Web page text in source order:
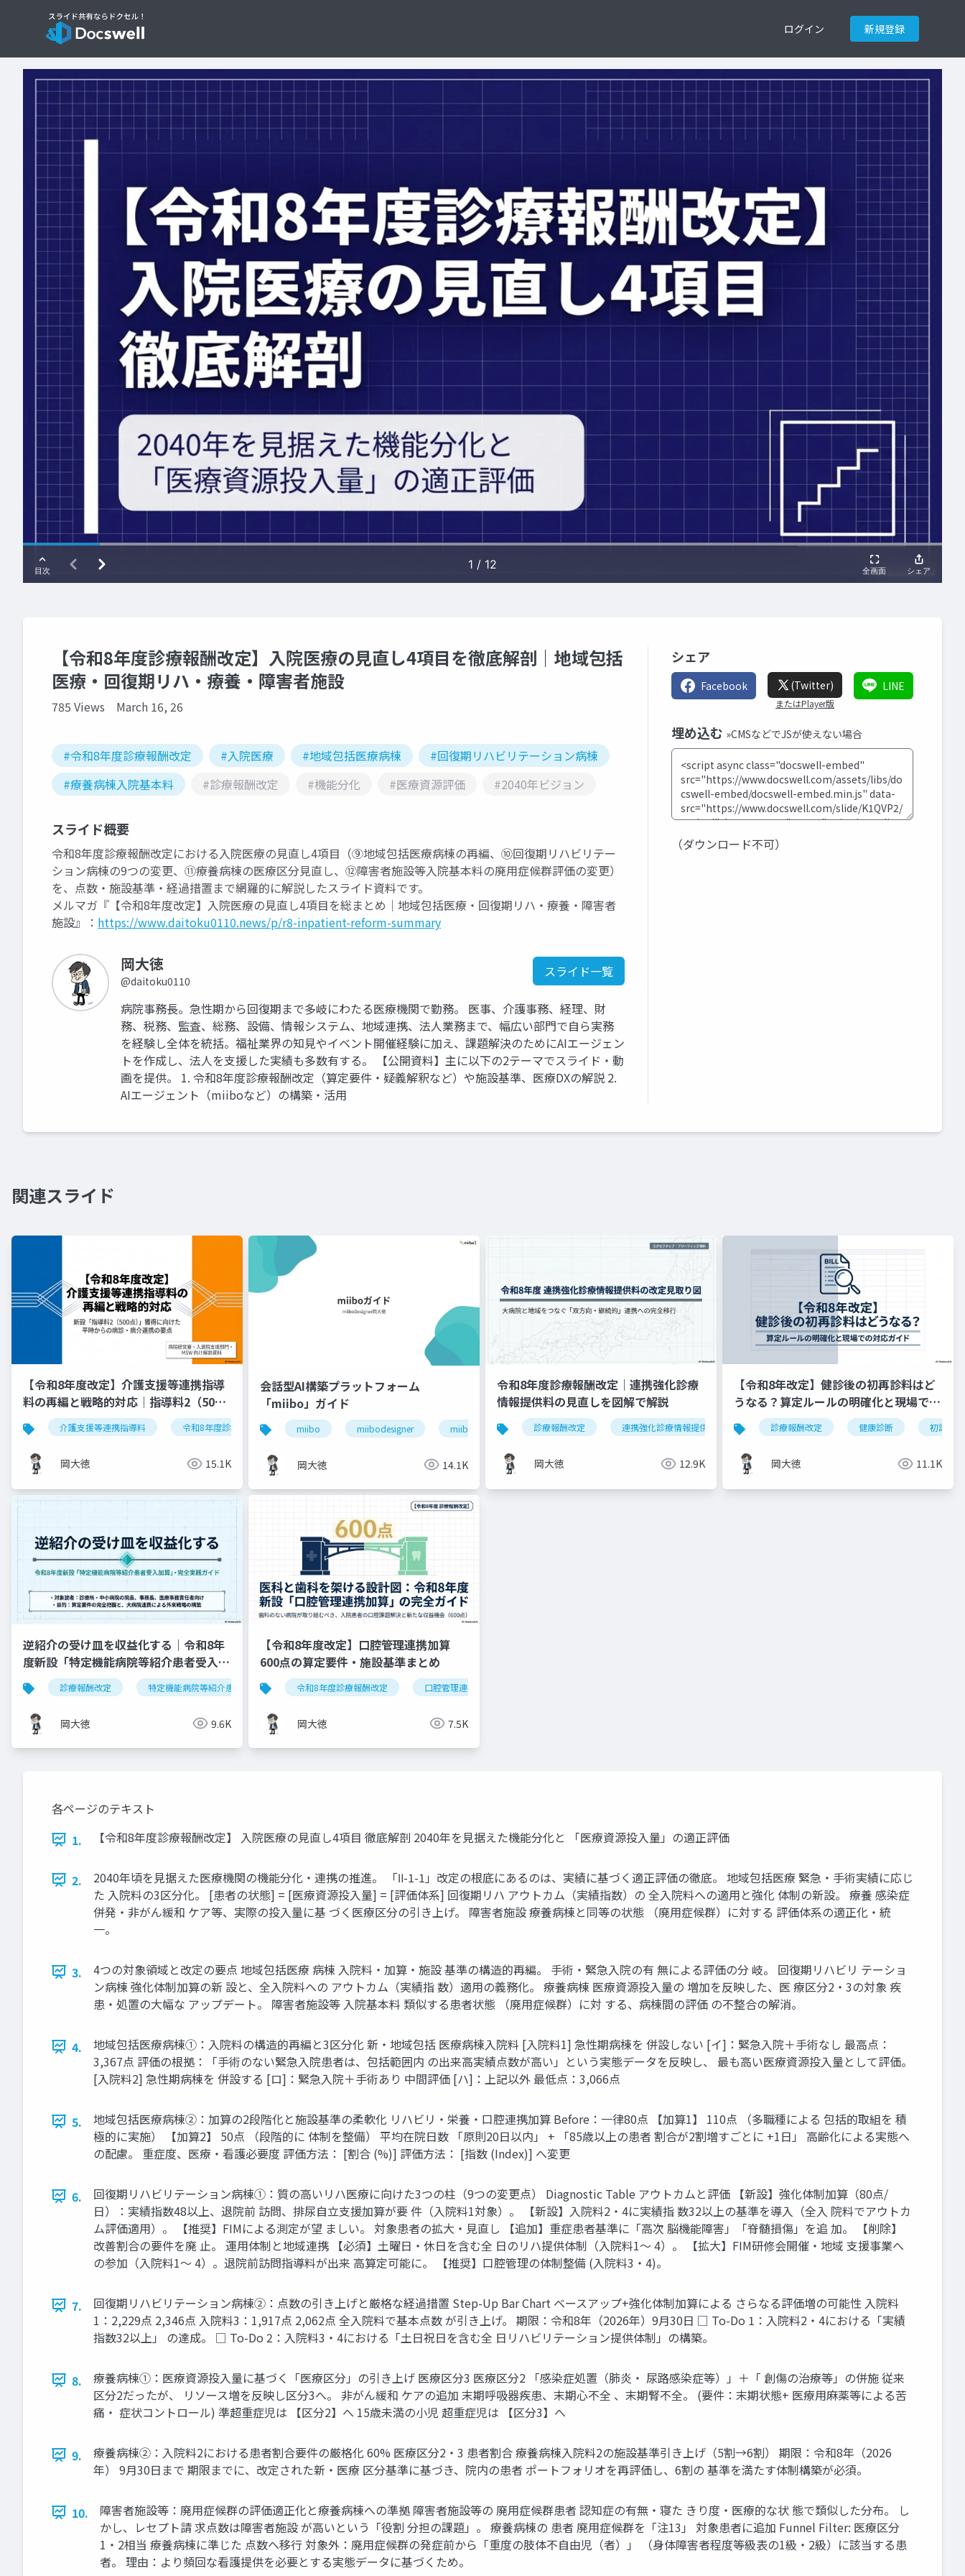
ログイン 新規登録
【令和8年度診療報酬改定】入院医療の見直し4項目を徹底解剖｜地域包括
医療・回復期リハ・療養・障害者施設
785 Views March 16, 26
#令和8年度診療報酬改定 #入院医療 #地域包括医療病棟
#回復期リハビリテーション病棟
#療養病棟入院基本料
#診療報酬改定 #機能分化 #医療資源評価 #2040年ビジョン
スライド概要
令和8年度診療報酬改定における入院医療の見直し4項目（⑨地域包括医療病棟の再編、⑩回復期リハビリテー
ション病棟の9つの変更、⑪療養病棟の医療区分見直し、⑫障害者施設等入院基本料の廃用症候群評価の変更）
を、点数・施設基準・経過措置まで網羅的に解説したスライド資料です。
メルマガ『【令和8年度改定】入院医療の見直し4項目を総まとめ｜地域包括医療・回復期リハ・療養・障害者
施設』： https://www.daitoku0110.news/p/r8-inpatient-reform-summary
岡大徳
@daitoku0110
スライド一覧
病院事務長。急性期から回復期まで多岐にわたる医療機関で勤務。 医事、介護事務、経理、財
務、税務、監査、総務、設備、情報システム、地域連携、法人業務まで、幅広い部門で自ら実務
を経験し全体を統括。福祉業界の知見やイベント開催経験に加え、課題解決のためにAIエージェン
トを作成し、法人を支援した実績も多数有する。 【公開資料】主に以下の2テーマでスライド・動
画を提供。 1. 令和8年度診療報酬改定（算定要件・疑義解釈など）や施設基準、医療DXの解説 2.
AIエージェント（miiboなど）の構築・活用
シェア
Facebook (Twitter)
またはPlayer版
LINE
埋め込む »CMSなどでJSが使えない場合
（ダウンロード不可）
関連スライド
【令和8年度改定】介護支援等連携指導
料の再編と戦略的対応｜指導料2（500
点）の要件整理
介護支援等連携指導料 令和8年度診療報酬改定 入退院支援 ケアマネジャー連携 医療介護連携
岡大徳 15.1K
会話型AI構築プラットフォーム
「miibo」ガイド
miibo miibodesigner miiboガイド miiboマニュアル
岡大徳 14.1K
令和8年度診療報酬改定｜連携強化診療
情報提供料の見直しを図解で解説
診療報酬改定 連携強化診療情報提供料 令和8年度 外来機能分化 かかりつけ
岡大徳 12.9K
【令和8年改定】健診後の初再診料はど
うなる？算定ルールの明確化と現場での
対応ガイド診療報酬改定 健康診断 初診料
岡大徳 11.1K
逆紹介の受け皿を収益化する｜令和8年
度新設「特定機能病院等紹介患者受入加
算」完全実践ガイド
診療報酬改定 特定機能病院等紹介患者受入加算 逆紹介 外来機能分化 クリニック経営
岡大徳 9.6K
【令和8年度改定】口腔管理連携加算
600点の算定要件・施設基準まとめ
令和8年度診療報酬改定 口腔管理連携加算
岡大徳 7.5K
各ページのテキスト
1.
【令和8年度診療報酬改定】 入院医療の見直し4項目 徹底解剖 2040年を見据えた機能分化と 「医療資源投入量」の適正評価
2.
2040年頃を見据えた医療機関の機能分化・連携の推進。 「Ⅱ-1-1」改定の根底にあるのは、実績に基づく適正評価の徹底。 地域包括医療 緊急・手術実績に応じ
た 入院料の3区分化。 [患者の状態] = [医療資源投入量] = [評価体系] 回復期リハ アウトカム（実績指数）の 全入院料への適用と強化 体制の新設。 療養 感染症
併発・非がん緩和 ケア等、実際の投入量に基 づく医療区分の引き上げ。 障害者施設 療養病棟と同等の状態 （廃用症候群）に対する 評価体系の適正化・統
一。
3.
4つの対象領域と改定の要点 地域包括医療 病棟 入院料・加算・施設 基準の構造的再編。 手術・緊急入院の有 無による評価の分 岐。 回復期リハビリ テーショ
ン病棟 強化体制加算の新 設と、全入院料への アウトカム（実績指 数）適用の義務化。 療養病棟 医療資源投入量の 増加を反映した、医 療区分2・3の対象 疾
患・処置の大幅な アップデート。 障害者施設等 入院基本料 類似する患者状態 （廃用症候群）に対 する、病棟間の評価 の不整合の解消。
4.
地域包括医療病棟①：入院料の構造的再編と3区分化 新・地域包括 医療病棟入院料 [入院料1] 急性期病棟を 併設しない [イ]：緊急入院＋手術なし 最高点：
3,367点 評価の根拠：「手術のない緊急入院患者は、包括範囲内 の出来高実績点数が高い」という実態データを反映し、 最も高い医療資源投入量として評価。
[入院料2] 急性期病棟を 併設する [ロ]：緊急入院＋手術あり 中間評価 [ハ]：上記以外 最低点：3,066点
5.
地域包括医療病棟②：加算の2段階化と施設基準の柔軟化 リハビリ・栄養・口腔連携加算 Before：一律80点 【加算1】 110点 （多職種による 包括的取組を 積
極的に実施） 【加算2】 50点 （段階的に 体制を整備） 平均在院日数 「原則20日以内」 + 「85歳以上の患者 割合が2割増すごとに +1日」 高齢化による実態へ
の配慮。 重症度、医療・看護必要度 評価方法： [割合 (%)] 評価方法： [指数 (Index)] へ変更
6.
回復期リハビリテーション病棟①：質の高いリハ医療に向けた3つの柱（9つの変更点） Diagnostic Table アウトカムと評価 【新設】強化体制加算（80点/
日）：実績指数48以上、退院前 訪問、排尿自立支援加算が要 件（入院料1対象）。 【新設】入院料2・4に実績指 数32以上の基準を導入（全入 院料でアウトカ
ム評価適用）。 【推奨】FIMによる測定が望 ましい。 対象患者の拡大・見直し 【追加】重症患者基準に「高次 脳機能障害」「脊髄損傷」を追 加。 【削除】
改善割合の要件を廃 止。 運用体制と地域連携 【必須】土曜日・休日を含む全 日のリハ提供体制（入院料1～ 4）。 【拡大】FIM研修会開催・地域 支援事業へ
の参加（入院料1～ 4）。退院前訪問指導料が出来 高算定可能に。 【推奨】口腔管理の体制整備 (入院料3・4)。
7.
回復期リハビリテーション病棟②：点数の引き上げと厳格な経過措置 Step-Up Bar Chart ベースアップ+強化体制加算による さらなる評価増の可能性 入院料
1：2,229点 2,346点 入院料3：1,917点 2,062点 全入院料で基本点数 が引き上げ。 期限：令和8年（2026年）9月30日 □ To-Do 1：入院料2・4における「実績
指数32以上」 の達成。 □ To-Do 2：入院料3・4における「土日祝日を含む全 日リハビリテーション提供体制」の構築。
8.
療養病棟①：医療資源投入量に基づく「医療区分」の引き上げ 医療区分3 医療区分2 「感染症処置（肺炎・ 尿路感染症等）」＋「 創傷の治療等」の併施 従来
区分2だったが、 リソース増を反映し区分3へ。 非がん緩和 ケアの追加 末期呼吸器疾患、末期心不全 、末期腎不全。 (要件：末期状態+ 医療用麻薬等による苦
痛・ 症状コントロール) 準超重症児は 【区分2】へ 15歳未満の小児 超重症児は 【区分3】へ
9.
療養病棟②：入院料2における患者割合要件の厳格化 60% 医療区分2・3 患者割合 療養病棟入院料2の施設基準引き上げ（5割→6割） 期限：令和8年（2026
年） 9月30日まで 期限までに、改定された新・医療 区分基準に基づき、院内の患者 ポートフォリオを再評価し、6割の 基準を満たす体制構築が必須。
10.
障害者施設等：廃用症候群の評価適正化と療養病棟への準拠 障害者施設等の 廃用症候群患者 認知症の有無・寝た きり度・医療的な状 態で類似した分布。 し
かし、レセプト請 求点数は障害者施設 が高いという「役割 分担の課題」。 療養病棟の 患者 廃用症候群を「注13」 対象患者に追加 Funnel Filter: 医療区分
1・2相当 療養病棟に準じた 点数へ移行 対象外：廃用症候群の発症前から「重度の肢体不自由児（者）」 （身体障害者程度等級表の1級・2級）に該当する患
者。 理由：より頻回な看護提供を必要とする実態データに基づくため。